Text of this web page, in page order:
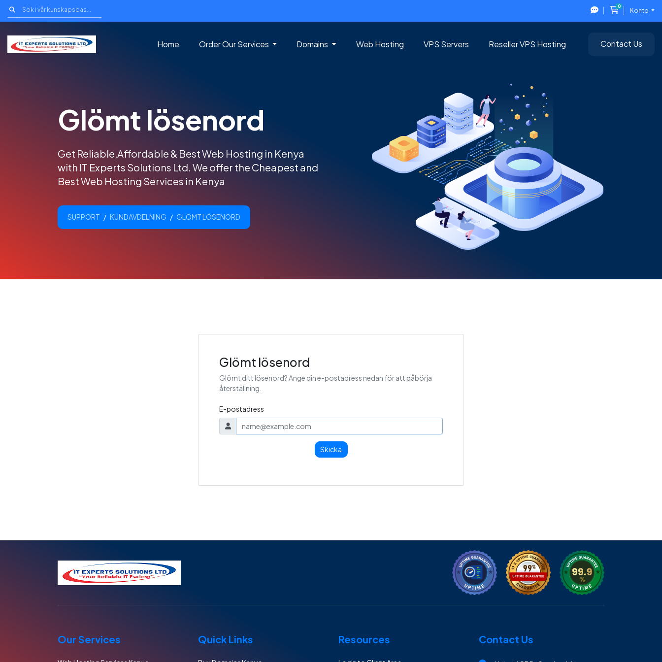
0
Kundvagn
Konto
Home Order Our Services Domains Web Hosting VPS Servers Reseller VPS Hosting Contact Us
Glömt lösenord
Get Reliable,Affordable & Best Web Hosting in Kenya
with IT Experts Solutions Ltd. We offer the Cheapest and
Best Web Hosting Services in Kenya
SUPPORT KUNDAVDELNING GLÖMT LÖSENORD
Glömt lösenord
Glömt ditt lösenord? Ange din e-postadress nedan för att påbörja
återställning.
E-postadress
Skicka
Our Services Quick Links Resources Contact Us